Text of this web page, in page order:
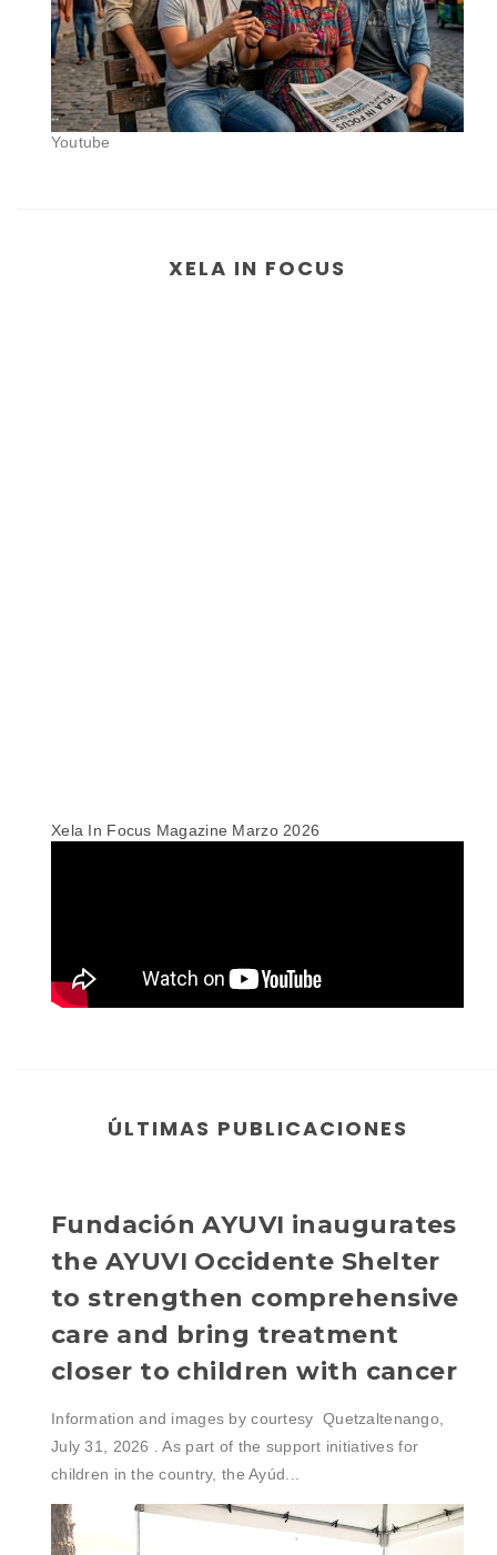
Youtube
XELA IN FOCUS
Xela In Focus Magazine Marzo 2026
ÚLTIMAS PUBLICACIONES
Fundación AYUVI inaugurates
the AYUVI Occidente Shelter
to strengthen comprehensive
care and bring treatment
closer to children with cancer
Information and images by courtesy Quetzaltenango,
July 31, 2026 . As part of the support initiatives for
children in the country, the Ayúd...